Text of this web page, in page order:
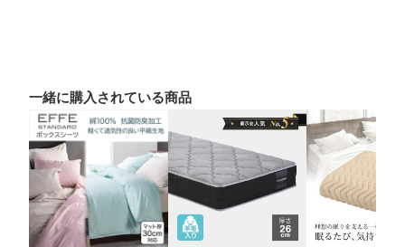
一緒に購入されている商品